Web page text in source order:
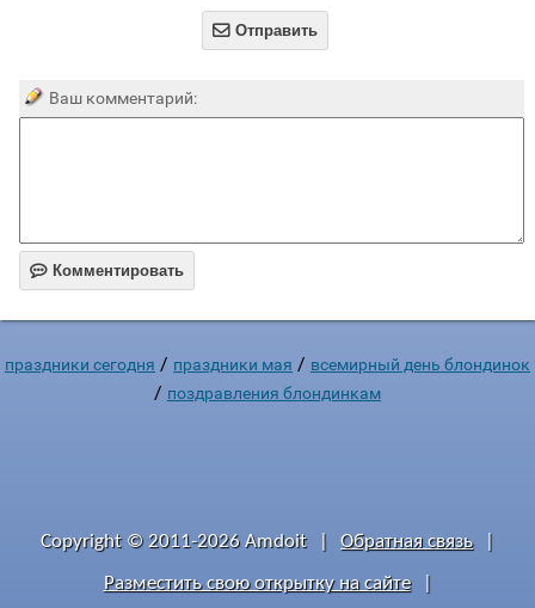
 Отправить
Ваш комментарий:
 Комментировать
праздники сегодня / праздники мая / всемирный день блондинок
/ поздравления блондинкам
Copyright © 2011-2026 Amdoit Обратная связь
Разместить свою открытку на сайте